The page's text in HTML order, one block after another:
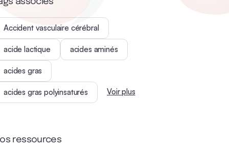
Accident vasculaire cérébral
acide lactique acides aminés
acides gras
acides gras polyinsaturés Voir plus
ressources